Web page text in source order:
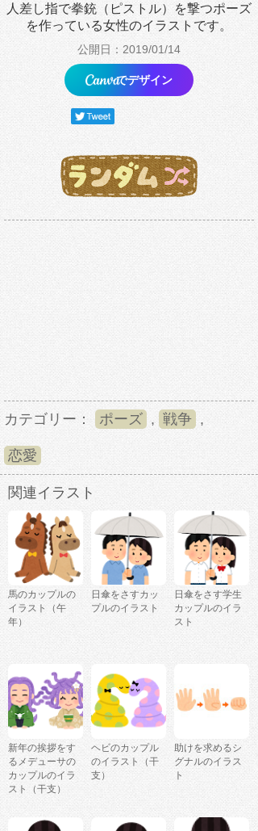
人差し指で拳銃（ピストル）を撃つポーズ
を作っている女性のイラストです。
公開日：2019/01/14
でデザイン
カテゴリー： ポーズ , 戦争 ,
恋愛
関連イラスト
馬のカップルの
イラスト（午
年）
日傘をさすカッ
プルのイラスト
日傘をさす学生
カップルのイラ
スト
新年の挨拶をす
るメデューサの
カップルのイラ
スト（干支）
ヘビのカップル
のイラスト（干
支）
助けを求めるシ
グナルのイラス
ト